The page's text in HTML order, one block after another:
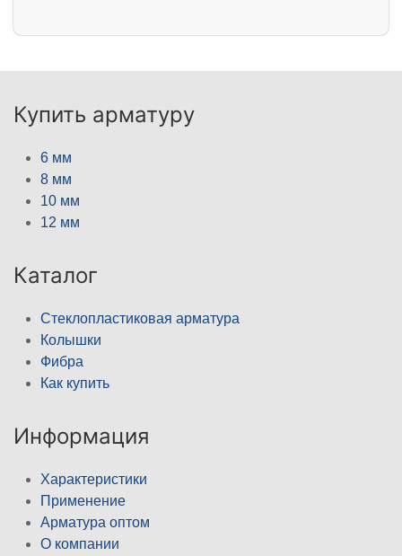
Купить арматуру
6 мм
8 мм
10 мм
12 мм
Каталог
Стеклопластиковая арматура
Колышки
Фибра
Как купить
Информация
Характеристики
Применение
Арматура оптом
О компании